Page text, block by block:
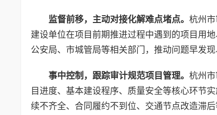
监督前移，主动对接化解难点堵点。 杭州
建设单位在项目前期推进过程中遇到的项目用
公安局、市城管局等相关部门，推动问题早发现
事中控制，跟踪审计规范项目管理。 杭州
目进度、基本建设程序、质量安全等核心环节
续不齐全、合同履约不到位、交通节点改造滞